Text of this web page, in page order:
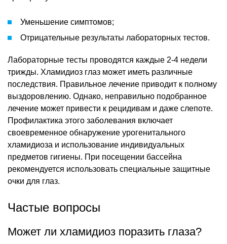
Уменьшение симптомов;
Отрицательные результаты лабораторных тестов.
Лабораторные тесты проводятся каждые 2-4 недели
трижды. Хламидиоз глаз может иметь различные
последствия. Правильное лечение приводит к полному
выздоровлению. Однако, неправильно подобранное
лечение может привести к рецидивам и даже слепоте.
Профилактика этого заболевания включает
своевременное обнаружение урогенитального
хламидиоза и использование индивидуальных
предметов гигиены. При посещении бассейна
рекомендуется использовать специальные защитные
очки для глаз.
Частые вопросы
Может ли хламидиоз поразить глаза?